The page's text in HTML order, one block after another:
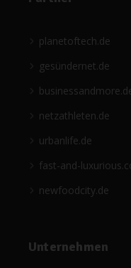
planetoftech.de
gesündernet.de
netzathleten.de
urbanlife.de
fast-and-
newfoodcity.de
Unternehmen